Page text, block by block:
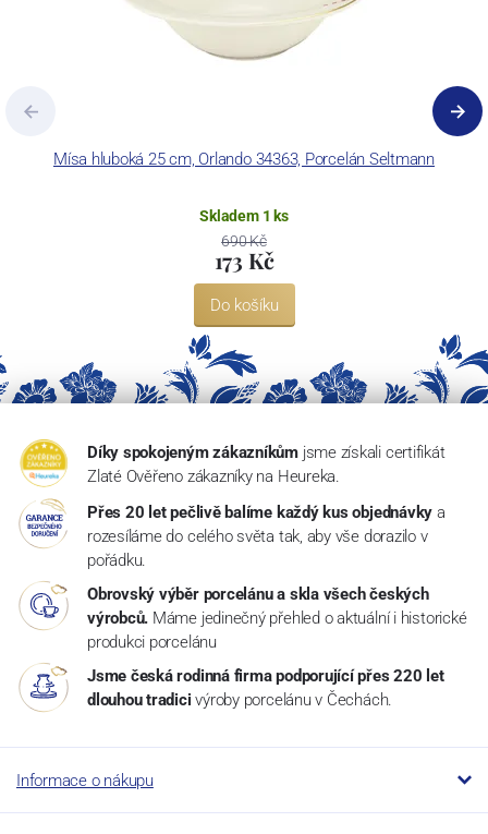
Mísa hluboká 25 cm, Orlando 34363, Porcelán Seltmann
Skladem 1 ks
690 Kč
173 Kč
Do košíku
Díky spokojeným zákazníkům jsme získali certifikát
Zlaté Ověřeno zákazníky na Heureka.
Přes 20 let pečlivě balíme každý kus objednávky a
rozesíláme do celého světa tak, aby vše dorazilo v
pořádku.
Obrovský výběr porcelánu a skla všech českých
výrobců. Máme jedinečný přehled o aktuální i historické
produkci porcelánu
Jsme česká rodinná firma podporující přes 220 let
dlouhou tradici výroby porcelánu v Čechách.
Informace o nákupu